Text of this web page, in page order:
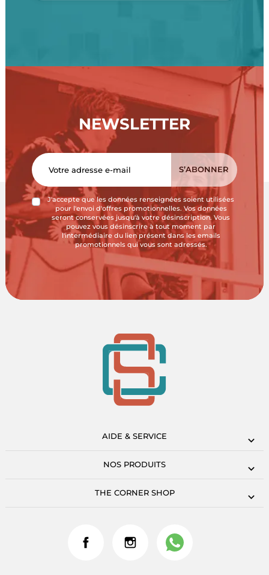
NEWSLETTER
J'accepte que les données renseignées soient utilisées
pour l'envoi d'offres promotionnelles. Vos données
seront conservées jusqu'à votre désinscription. Vous
pouvez vous désinscrire à tout moment par
l'intermédiaire du lien présent dans les emails
promotionnels qui vous sont adressés.
AIDE & SERVICE
NOS PRODUITS
THE CORNER SHOP